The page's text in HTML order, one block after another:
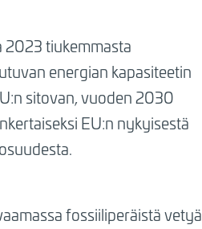
2023 tiukemmasta
energian kapasiteetin
sitovan, vuoden 2030
EU:n nykyisestä
fossiiliperäistä vetyä